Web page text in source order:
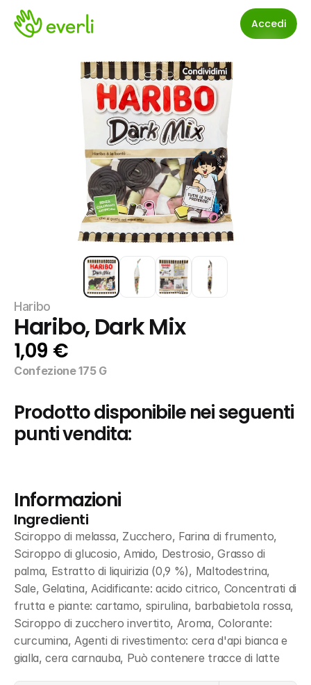
Accedi
Haribo
Haribo, Dark Mix
1,09 €
Confezione 175 G
Prodotto disponibile nei seguenti
punti vendita:
Informazioni
Ingredienti
Sciroppo di melassa, Zucchero, Farina di frumento,
Sciroppo di glucosio, Amido, Destrosio, Grasso di
palma, Estratto di liquirizia (0,9 %), Maltodestrina,
Sale, Gelatina, Acidificante: acido citrico, Concentrati di
frutta e piante: cartamo, spirulina, barbabietola rossa,
Sciroppo di zucchero invertito, Aroma, Colorante:
curcumina, Agenti di rivestimento: cera d'api bianca e
gialla, cera carnauba, Può contenere tracce di latte